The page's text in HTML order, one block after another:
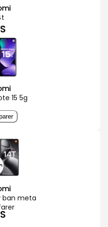
15 5g
ban meta